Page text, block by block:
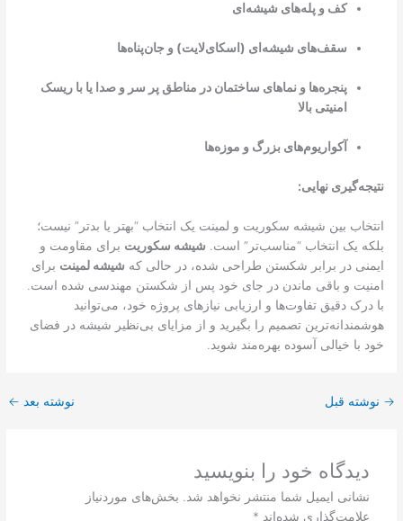
کف و پله‌های شیشه‌ای
سقف‌های شیشه‌ای (اسکای‌لایت) و جان‌پناه‌ها
پنجره‌ها و نماهای ساختمان در مناطق پر سر و صدا یا با ریسک
امنیتی بالا
آکواریوم‌های بزرگ و موزه‌ها
نتیجه‌گیری نهایی:
انتخاب بین شیشه سکوریت و لمینت یک انتخاب “بهتر یا بدتر” نیست؛
بلکه یک انتخاب “مناسب‌تر” است. شیشه سکوریت برای مقاومت و
ایمنی در برابر شکستن طراحی شده، در حالی که شیشه لمینت برای
امنیت و باقی ماندن در جای خود پس از شکستن مهندسی شده است.
با درک دقیق تفاوت‌ها و ارزیابی نیازهای پروژه خود، می‌توانید
هوشمندانه‌ترین تصمیم را بگیرید و از مزایای بی‌نظیر شیشه در فضای
خود با خیالی آسوده بهره‌مند شوید.
→ نوشته قبل نوشته بعد ←
دیدگاه‌ خود را بنویسید
نشانی ایمیل شما منتشر نخواهد شد.
بخش‌های موردنیاز
علامت‌گذاری شده‌اند *